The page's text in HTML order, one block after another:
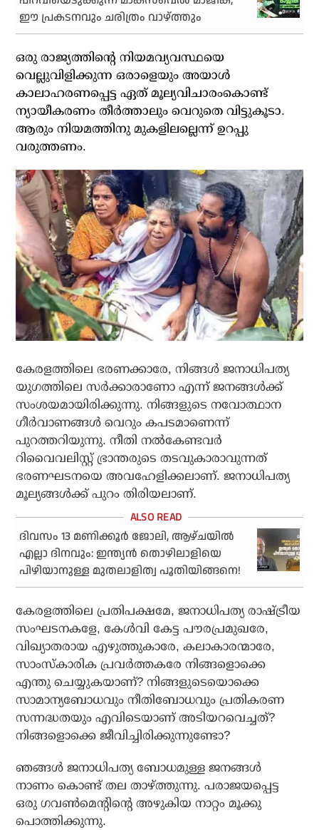
ഈ പ്രകടനവും ചരിത്രം വാഴ്ത്തും
ഒരു രാജ്യത്തിന്റെ നിയമവ്യവസ്ഥയെ
വെല്ലുവിളിക്കുന്ന ഒരാളെയും അയാള്‍
കാലാഹരണപ്പെട്ട ഏത് മൂല്യവിചാരംകൊണ്ട്
ന്യായീകരണം തീര്‍ത്താലും വെറുതെ വിട്ടുകൂടാ.
ആരും നിയമത്തിനു മുകളിലല്ലെന്ന് ഉറപ്പു
വരുത്തണം.
കേരളത്തിലെ ഭരണക്കാരേ, നിങ്ങള്‍ ജനാധിപത്യ
യുഗത്തിലെ സര്‍ക്കാരാണോ എന്ന് ജനങ്ങള്‍ക്ക്
സംശയമായിരിക്കുന്നു. നിങ്ങളുടെ നവോത്ഥാന
ഗീര്‍വാണങ്ങള്‍ വെറും കപടമാണെന്ന്
പുറത്തറിയുന്നു. നീതി നല്‍കേണ്ടവര്‍
റിവൈവലിസ്റ്റ് ഭ്രാന്തരുടെ തടവുകാരാവുന്നത്
ഭരണഘടനയെ അവഹേളിക്കലാണ്. ജനാധിപത്യ
മൂല്യങ്ങള്‍ക്ക് പുറം തിരിയലാണ്.
ദിവസം 13 മണിക്കൂര്‍ ജോലി, ആഴ്ചയില്‍
എല്ലാ ദിനവും: ഇന്ത്യന്‍ തൊഴിലാളിയെ
പിഴിയാനുള്ള മുതലാളിത്വ പൂതിയിങ്ങനെ!
കേരളത്തിലെ പ്രതിപക്ഷമേ, ജനാധിപത്യ രാഷ്ട്രീയ
സംഘടനകളേ, കേള്‍വി കേട്ട പൗരപ്രമുഖരേ,
വിഖ്യാതരായ എഴുത്തുകാരേ, കലാകാരന്മാരേ,
സാംസ്‌കാരിക പ്രവര്‍ത്തകരേ നിങ്ങളൊക്കെ
എന്തു ചെയ്യുകയാണ്? നിങ്ങളുടെയൊക്കെ
സാമാന്യബോധവും നീതിബോധവും പ്രതികരണ
സന്നദ്ധതയും എവിടെയാണ് അടിയറവെച്ചത്?
നിങ്ങളൊക്കെ ജീവിച്ചിരിക്കുന്നുണ്ടോ?
ഞങ്ങള്‍ ജനാധിപത്യ ബോധമുള്ള ജനങ്ങള്‍
നാണം കൊണ്ട് തല താഴ്ത്തുന്നു. പരാജയപ്പെട്ട
ഒരു ഗവണ്‍മെന്റിന്റെ അഴുകിയ നാറ്റം മൂക്കു
പൊത്തിക്കുന്നു.